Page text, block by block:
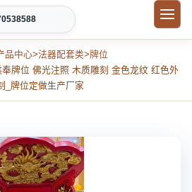
品中心>法器配套类>牌位
牌位 佛光注照 木质雕刻 金色龙纹 红色外
_牌位定做生产厂家